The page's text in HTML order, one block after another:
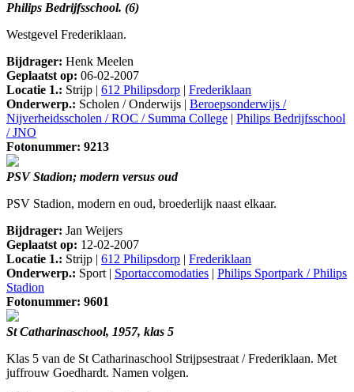
Philips Bedrijfsschool. (6)
Westgevel Frederiklaan.
Bijdrager: Henk Meelen
Geplaatst op: 06-02-2007
Locatie 1.: Strijp | 612 Philipsdorp | Frederiklaan
Onderwerp.: Scholen / Onderwijs | Beroepsonderwijs /
Nijverheidsscholen / ROC / Summa College | Philips Bedrijfsschool
/ JNO
Fotonummer: 9213
PSV Stadion; modern versus oud
PSV Stadion, modern en oud, broederlijk naast elkaar.
Bijdrager: Jan Weijers
Geplaatst op: 12-02-2007
Locatie 1.: Strijp | 612 Philipsdorp | Frederiklaan
Onderwerp.: Sport | Sportaccomodaties | Philips Sportpark / Philips
Stadion
Fotonummer: 9601
St Catharinaschool, 1957, klas 5
Klas 5 van de St Catharinaschool Strijpsestraat / Frederiklaan. Met
juffrouw Goedhardt. Namen volgen.